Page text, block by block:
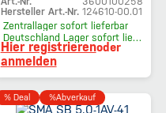
Hersteller Art.-Nr. 124610-00.01
Zentrallager sofort lieferbar
Deutschland Lager sofort lieferbar
Hier registrierenoder
anmelden
% Deal %Abverkauf